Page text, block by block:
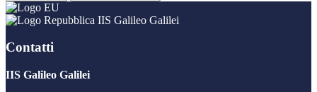
IIS Galileo Galilei
Contatti
IIS Galileo Galilei